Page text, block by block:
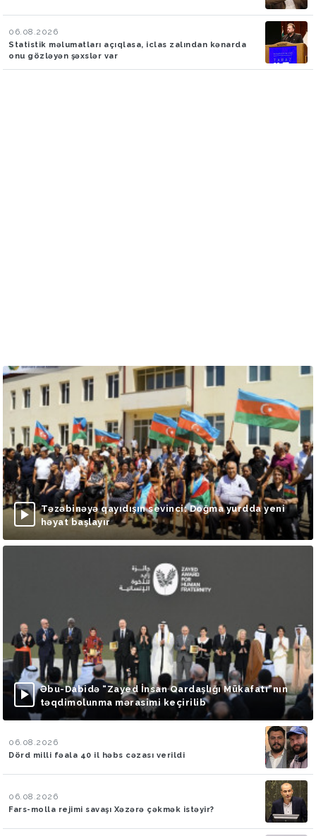
06.08.2026
Statistik məlumatları açıqlasa, iclas zalından kənarda
onu gözləyən şəxslər var
Təzəbinəyə qayıdışın sevinci: Doğma yurdda yeni
həyat başlayır
Əbu-Dabidə “Zayed İnsan Qardaşlığı Mükafatı”nın
təqdimolunma mərasimi keçirilib
06.08.2026
Dörd milli fəala 40 il həbs cəzası verildi
06.08.2026
Fars-molla rejimi savaşı Xəzərə çəkmək istəyir?